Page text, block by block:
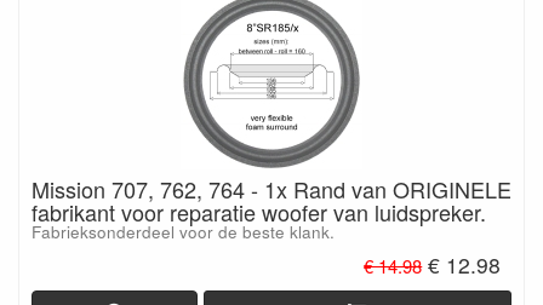
Mission 707, 762, 764 - 1x Rand van ORIGINELE
fabrikant voor reparatie woofer van luidspreker.
Fabrieksonderdeel voor de beste klank.
€ 14.98 € 12.98